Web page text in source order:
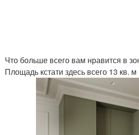
Что больше всего вам нравится в
Площадь кстати здесь всего 13 кв. м